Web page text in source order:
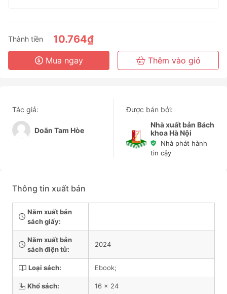
6 Tháng
3 Năm
Thành tiền 10.764₫
Mua ngay Thêm vào giỏ
Tác giả:
Doãn Tam Hòe
Được bán bởi:
Nhà xuất bản Bách
khoa Hà Nội
Nhà phát hành
tin cậy
Thông tin xuất bản
Năm xuất bản
sách giấy:
Năm xuất bản
sách điện tử:
2024
Loại sách: Ebook;
Khổ sách: 16 x 24